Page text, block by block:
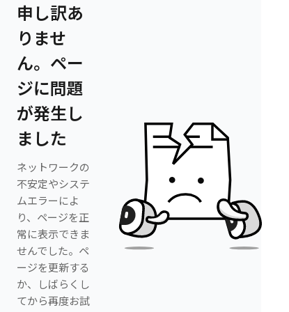
申し訳あ
りませ
ん。ペー
ジに問題
が発生し
ました
ネットワークの
不安定やシステ
ムエラーによ
り、ページを正
常に表示できま
せんでした。ペ
ージを更新する
か、しばらくし
てから再度お試